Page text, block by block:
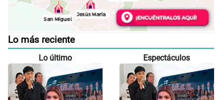
Lo más reciente
Lo último Espectáculos